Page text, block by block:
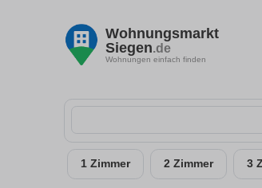
Wohnungsmarkt
Siegen.de
Wohnungen einfach finden
1 Zimmer 2 Zimmer 3